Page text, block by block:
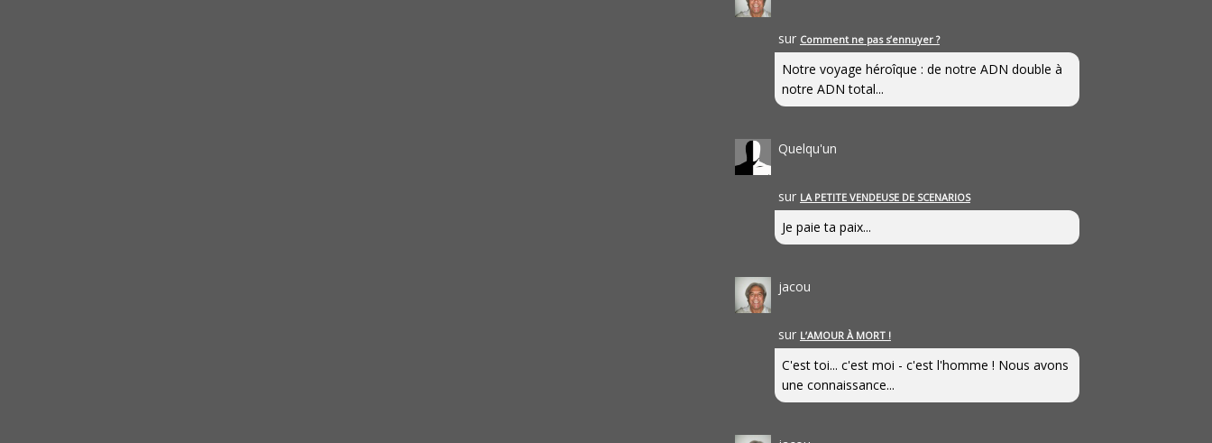
sur Comment ne pas s’ennuyer ?
Notre voyage héroîque : de notre ADN double à
notre ADN total...
Quelqu'un
sur LA PETITE VENDEUSE DE SCENARIOS
Je paie ta paix...
jacou
sur L’AMOUR À MORT !
C'est toi... c'est moi - c'est l'homme ! Nous avons
une connaissance...